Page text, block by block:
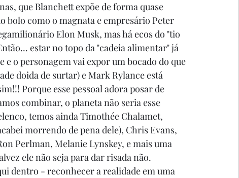
que Blanchett expõe de forma quase
bolo como o magnata e empresário Peter
Elon Musk, mas há ecos do "tio
estar no topo da "cadeia alimentar" já
o personagem vai expor um bocado do que
doida de surtar) e Mark Rylance está
Porque esse pessoal adora posar de
combinar, o planeta não seria esse
temos ainda Timothée Chalamet,
morrendo de pena dele), Chris Evans,
Perlman, Melanie Lynskey, e mais uma
ele não seja para dar risada não.
dentro - reconhecer a realidade em uma